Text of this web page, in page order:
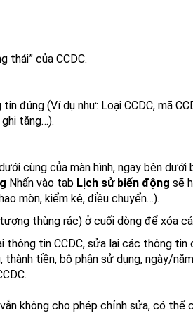
thái” của CCDC.
đúng (Ví dụ như: Loại CCDC, mã
tăng…).
cùng của màn hình, ngay bên dưới
Nhấn vào tab Lịch sử biến động sẽ
mòn, kiểm kê, điều chuyển…).
thùng rác) ở cuối dòng để xóa
tin CCDC, sửa lại các thông tin
thành tiền, bộ phận sử dụng, ngày/
không cho phép chỉnh sửa, có thể